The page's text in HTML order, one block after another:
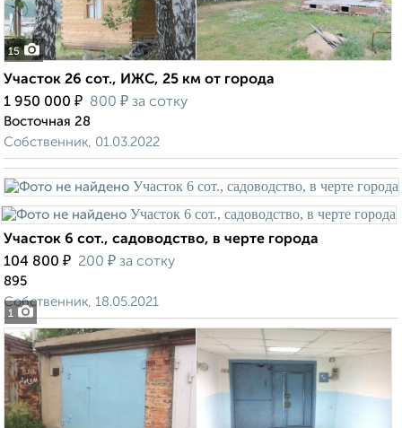
15
Участок 26 сот., ИЖС, 25 км от города
1 950 000 ₽ 800 ₽ за сотку
Восточная 28
Собственник, 01.03.2022
1
Участок 6 сот., садоводство, в черте города
104 800 ₽ 200 ₽ за сотку
895
Собственник, 18.05.2021